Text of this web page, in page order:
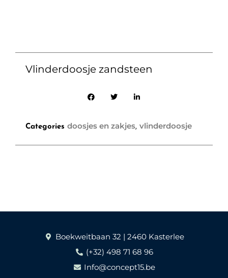
Vlinderdoosje zandsteen
Categories doosjes en zakjes, vlinderdoosje
Boekweitbaan 32 | 2460 Kasterlee
(+32) 498 71 68 96
Info@concept15.be